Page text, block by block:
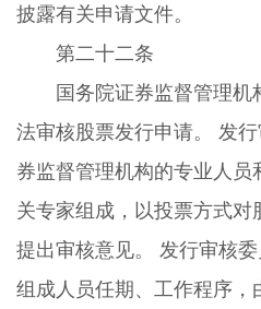
披露有关申请文件。
第二十二条
国务院证券监督管理
法审核股票发行申请。 发
券监督管理机构的专业人
关专家组成，以投票方式对
提出审核意见。 发行审核委
组成人员任期、工作程序，